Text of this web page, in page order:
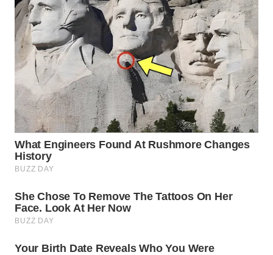
TEBING
TINGGI
WN
PAKPAK
WN
KARAWANG
WN
BEKASI
BOGOR
DEPOK